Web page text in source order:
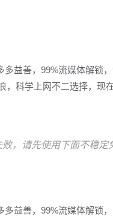
益善，99%流媒体解锁
科学上网不二选择，现
，请先使用下面不稳定
益善，99%流媒体解锁